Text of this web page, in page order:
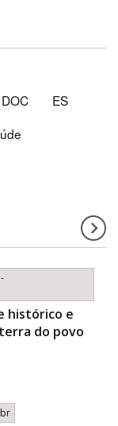
DOC
ES
histórico e
do povo